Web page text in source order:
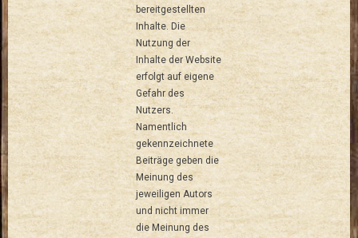
bereitgestellten
Inhalte. Die
Nutzung der
Inhalte der Website
erfolgt auf eigene
Gefahr des
Nutzers.
Namentlich
gekennzeichnete
Beiträge geben die
Meinung des
jeweiligen Autors
und nicht immer
die Meinung des